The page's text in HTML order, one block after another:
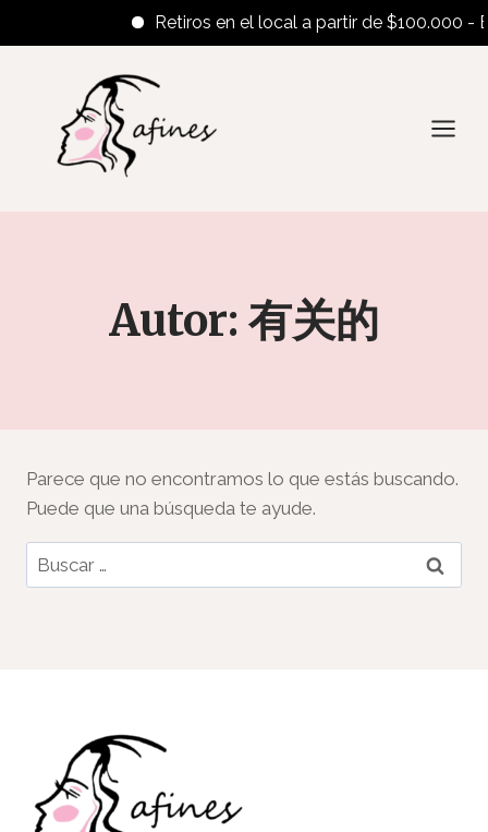
Retiros en el local a partir de $100.000 -
contenido
Autor: 有关的
Parece que no encontramos lo que estás buscando.
Puede que una búsqueda te ayude.
Buscar: